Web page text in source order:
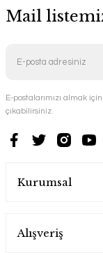
Mail
E-postalarımızı almak
çıkabilirsiniz.
Kurumsal
Alışveriş